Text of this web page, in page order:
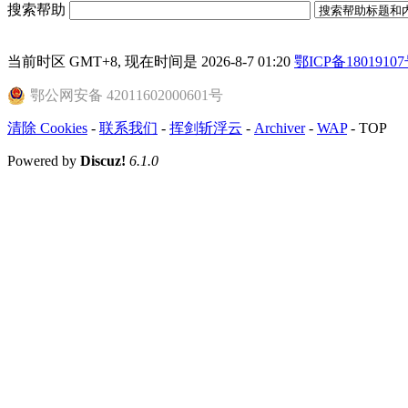
搜索帮助
当前时区 GMT+8, 现在时间是 2026-8-7 01:20 鄂ICP备18019107
鄂公网安备 42011602000601号
清除 Cookies - 联系我们 - 挥剑斩浮云 - Archiver- WAP- TOP
Powered by Discuz! 6.1.0